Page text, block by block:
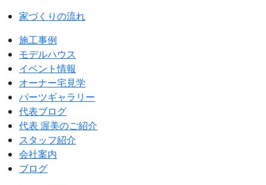
家づくりの流れ
施工事例
モデルハウス
イベント情報
オーナー宅見学
パーツギャラリー
代表ブログ
代表 渥美のご紹介
スタッフ紹介
会社案内
ブログ